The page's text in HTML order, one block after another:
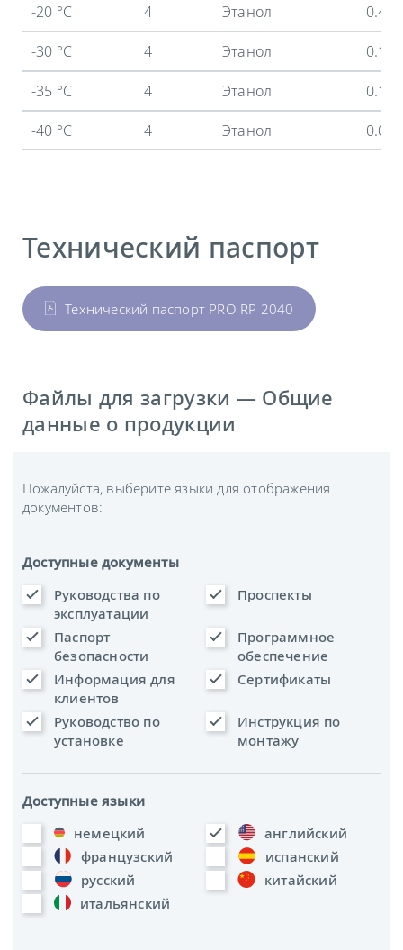
-20 °C
4 Этанол
0.4
-30 °C
4 Этанол
0.19
-35 °C
4 Этанол
0.11
-40 °C
4 Этанол 0.06
Технический паспорт
Технический паспорт PRO RP 2040
Файлы для загрузки — Общие
данные о продукции
Пожалуйста, выберите языки для отображения
документов:
Доступные документы
Руководства по
эксплуатации
Проспекты
Паспорт
безопасности
Программное
обеспечение
Информация для
клиентов
Сертификаты
Руководство по
установке
Инструкция по
монтажу
Доступные языки
немецкий
английский
французский
испанский
русский
китайский
итальянский